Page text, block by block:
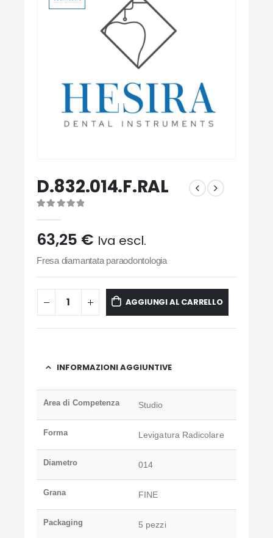
D.832.014.F.RAL
63,25 € Iva escl.
Fresa diamantata paraodontologia
AGGIUNGI AL CARRELLO
INFORMAZIONI AGGIUNTIVE
Area di Competenza Studio
Forma Levigatura Radicolare
Diametro 014
Grana FINE
Packaging 5 pezzi